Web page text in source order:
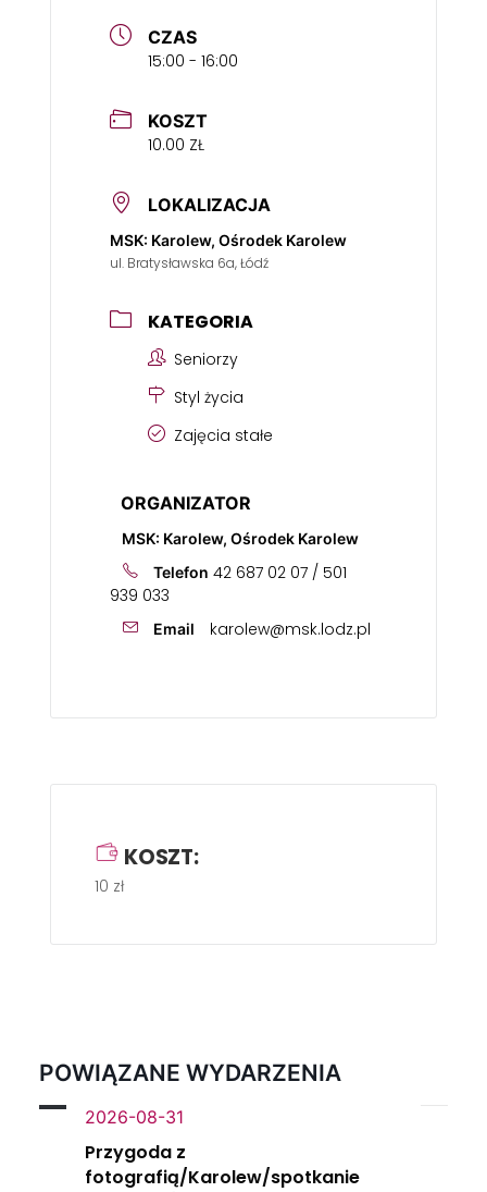
CZAS
15:00 - 16:00
KOSZT
10.00 ZŁ
LOKALIZACJA
MSK: Karolew, Ośrodek Karolew
ul. Bratysławska 6a, Łódź
KATEGORIA
Seniorzy
Styl życia
Zajęcia stałe
ORGANIZATOR
MSK: Karolew, Ośrodek Karolew
Telefon 42 687 02 07 / 501
939 033
Email karolew@msk.lodz.pl
KOSZT:
10 zł
POWIĄZANE WYDARZENIA
2026-08-31
Przygoda z
fotografią/Karolew/spotkanie